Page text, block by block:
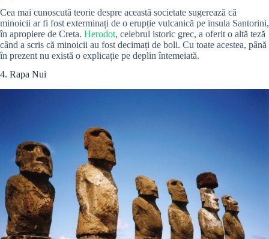
Cea mai cunoscută teorie despre această societate sugerează că
minoicii ar fi fost exterminați de o erupție vulcanică pe insula Santorini,
în apropiere de Creta. Herodot, celebrul istoric grec, a oferit o altă teză
când a scris că minoicii au fost decimați de boli. Cu toate acestea, până
în prezent nu există o explicație pe deplin întemeiată.
4. Rapa Nui